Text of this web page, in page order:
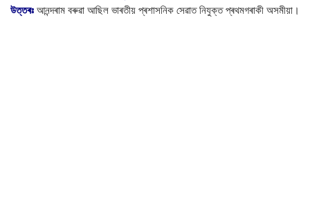
উত্তৰঃ আনন্দৰাম বৰুৱা আছিল ভাৰতীয় প্ৰশাসনিক সেৱাত নিযুক্ত প্ৰথমগৰাকী অসমীয়া।